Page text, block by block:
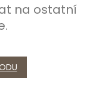
na ostatní